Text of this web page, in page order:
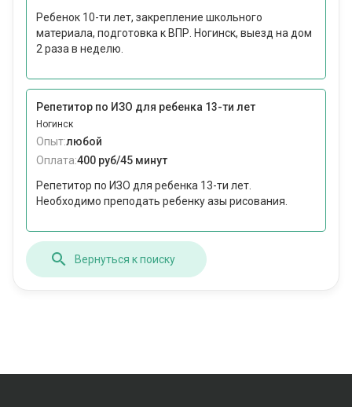
Ребенок 10-ти лет, закрепление школьного
материала, подготовка к ВПР. Ногинск, выезд на дом
2 раза в неделю.
Репетитор по ИЗО для ребенка 13-ти лет
Ногинск
Опыт:любой
Оплата:400 руб/45 минут
Репетитор по ИЗО для ребенка 13-ти лет.
Необходимо преподать ребенку азы рисования.
Вернуться к поиску